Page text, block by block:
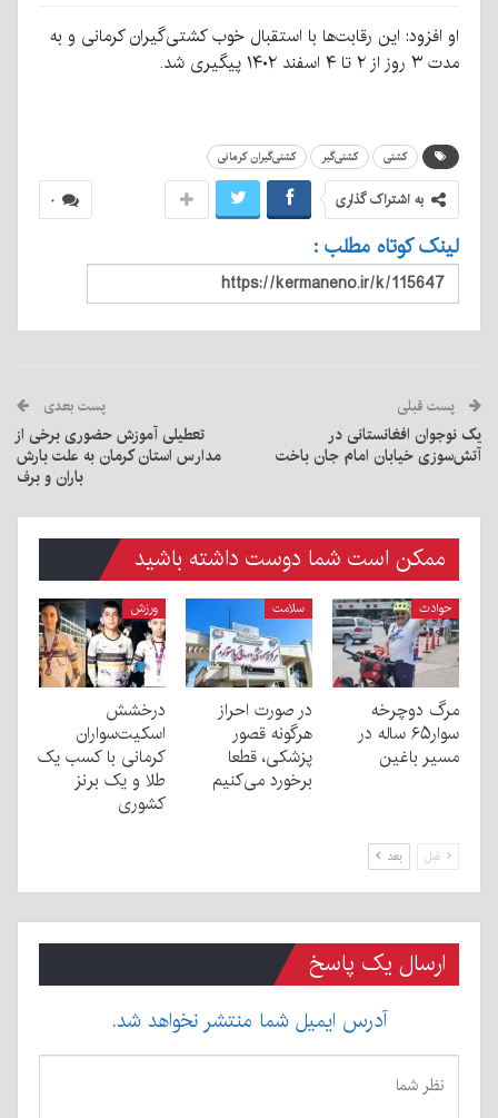
او افزود: این رقابت‌ها با استقبال خوب کشتی‌گیران کرمانی و به
مدت ۳ روز از ۲ تا ۴ اسفند ۱۴۰۲ پیگیری شد.
کشتی کشتی‌گیر کشتی‌گیران کرمانی
۰ به اشتراک گذاری
لینک کوتاه مطلب :
پست قبلی
یک نوجوان افغانستانی در
آتش‌سوزی خیابان امام جان باخت
پست بعدی
تعطیلی آموزش حضوری برخی از
مدارس استان کرمان به علت بارش
باران و برف
ممکن است شما دوست داشته باشید
حوادث
مرگ دوچرخه
سوار۶۵ ساله در
مسیر باغین
سلامت
در صورت احراز
هرگونه قصور
پزشکی، قطعا
برخورد می‌کنیم
ورزش
درخشش
اسکیت‌سواران
کرمانی با کسب یک
طلا و یک برنز
کشوری
قبل بعد
ارسال یک پاسخ
آدرس ایمیل شما منتشر نخواهد شد.